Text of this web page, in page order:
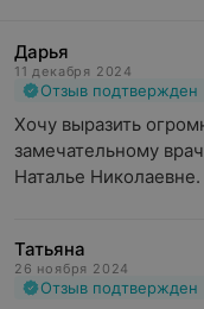
Дарья
11 декабря 2024
Отзыв подтвержден
Хочу выразить
замечательному
Наталье
Татьяна
26 ноября 2024
Отзыв подтвержден